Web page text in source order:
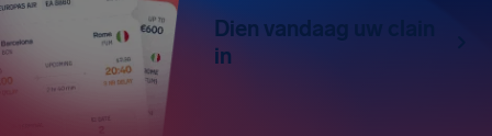
Dien vandaag uw clain
in